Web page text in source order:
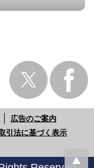
広告のご案内
引法に基づく表示